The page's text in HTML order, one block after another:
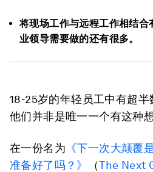
将现场工作与远程工作相结
业领导需要做的还有很多。
18-25岁的年轻员工中有超
他们并非是唯一一个有这种
在一份名为 《下一次大颠
准备好了吗？》
（The Next